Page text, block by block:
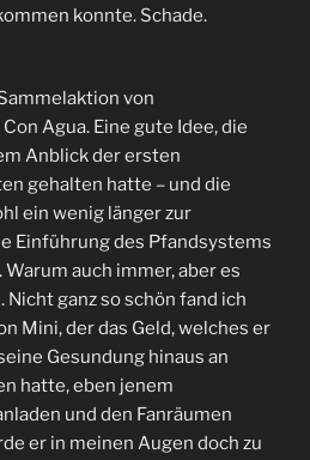
konnte. Schade.
von
Agua. Eine gute Idee, die
Anblick der ersten
gehalten hatte – und die
ein wenig länger zur
Einführung des Pfandsystems
auch immer, aber es
ganz so schön fand ich
Mini, der das Geld, welches er
Gesundung hinaus an
hatte, eben jenem
und den Fanräumen
er in meinen Augen doch zu